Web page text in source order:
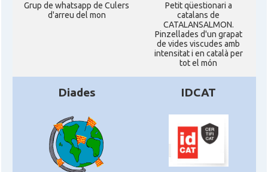
Grup de whatsapp de Culers
d'arreu del mon
Petit qüestionari a
catalans de
CATALANSALMON.
Pinzellades d'un grapat
de vides viscudes amb
intensitat i en català per
tot el món
Diades IDCAT